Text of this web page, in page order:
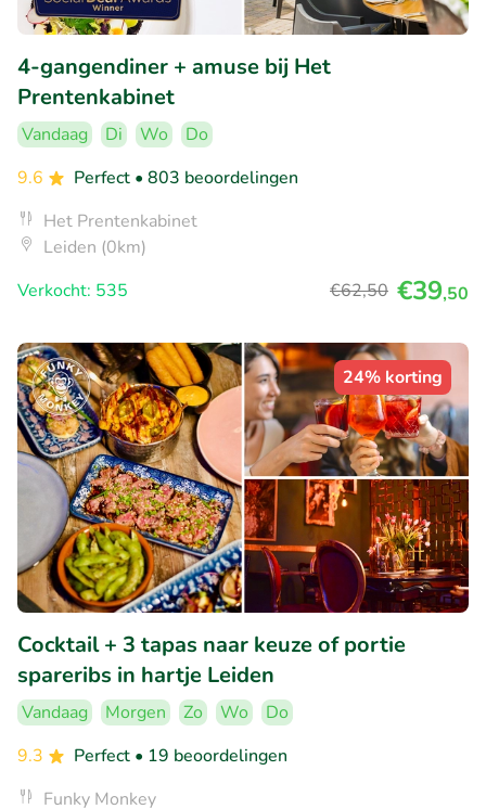
4-gangendiner + amuse bij Het
Prentenkabinet
Vandaag Di Wo
Do
9.6
Perfect • 803 beoordelingen
Het Prentenkabinet
Leiden (0km)
Verkocht: 535
€62,50 €39,50
24% korting
Cocktail + 3 tapas naar keuze of portie
spareribs in hartje Leiden
Vandaag Morgen Zo Wo
Do
9.3
Perfect • 19 beoordelingen
Funky Monkey